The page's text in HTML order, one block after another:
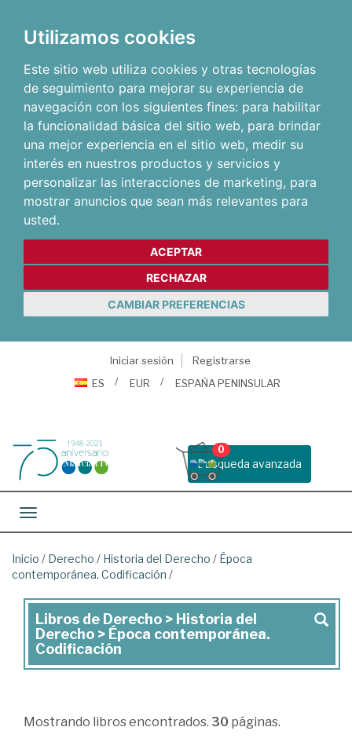
Utilizamos cookies
Este sitio web utiliza cookies y otras tecnologías
de seguimiento para mejorar su experiencia de
navegación con los siguientes fines: para habilitar
la funcionalidad básica del sitio web, para brindar
una mejor experiencia en el sitio web, medir su
interés en nuestros productos y servicios y
personalizar las interacciones de marketing, para
mostrar anuncios que sean más relevantes para
usted.
ACEPTAR
RECHAZAR
CAMBIAR PREFERENCIAS
Iniciar sesión
Registrarse
ES
EUR ESPAÑA PENINSULAR
Busqueda avanzada
0
Toggle navigation
Inicio / Derecho / Historia del Derecho / Época
contemporánea. Codificación /
Libros
de
Derecho
Historia
Libros de Derecho > Historia del
Derecho > Época contemporánea.
Codificación
Mostrando libros encontrados. 30 páginas.